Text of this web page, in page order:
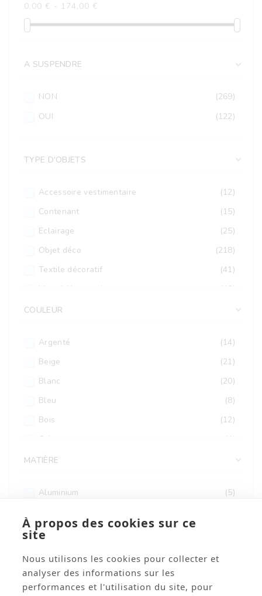
0,00 € - 174,00 €
A SUSPENDRE 
NON
(269)
OUI
(122)
TYPE D'OBJETS 
Accessoire vestimentaire
(12)
Contenant
(15)
Eclairage
(25)
Objet déco
(218)
Textile décoratif
(41)
Visuel / Impressions
(46)
Végétal
COULEUR 
Argenté
(14)
Beige
(21)
Blanc
(20)
Bleu
(8)
Bois
(12)
Gris
(4)
Jaune
Multicolore
(72)
Or
Orange
Rose
MATIÈRE 
Aluminium
(5)
Carton
Cuivre
Céramique
À propos des cookies sur ce
site
Nous utilisons les cookies pour collecter et
analyser des informations sur les
performances et l'utilisation du site, pour